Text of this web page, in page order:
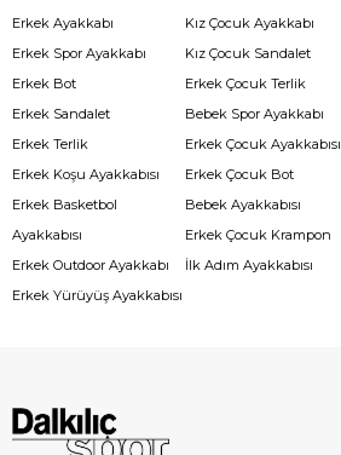
Erkek Ayakkabı
Erkek Spor Ayakkabı
Erkek Bot
Erkek Sandalet
Erkek Terlik
Erkek Koşu Ayakkabısı
Erkek Basketbol
Ayakkabısı
Erkek Outdoor Ayakkabı
Erkek Yürüyüş Ayakkabısı
Kız Çocuk Ayakkabı
Kız Çocuk Sandalet
Erkek Çocuk Terlik
Bebek Spor Ayakkabı
Erkek Çocuk Ayakkabısı
Erkek Çocuk Bot
Bebek Ayakkabısı
Erkek Çocuk Krampon
İlk Adım Ayakkabısı